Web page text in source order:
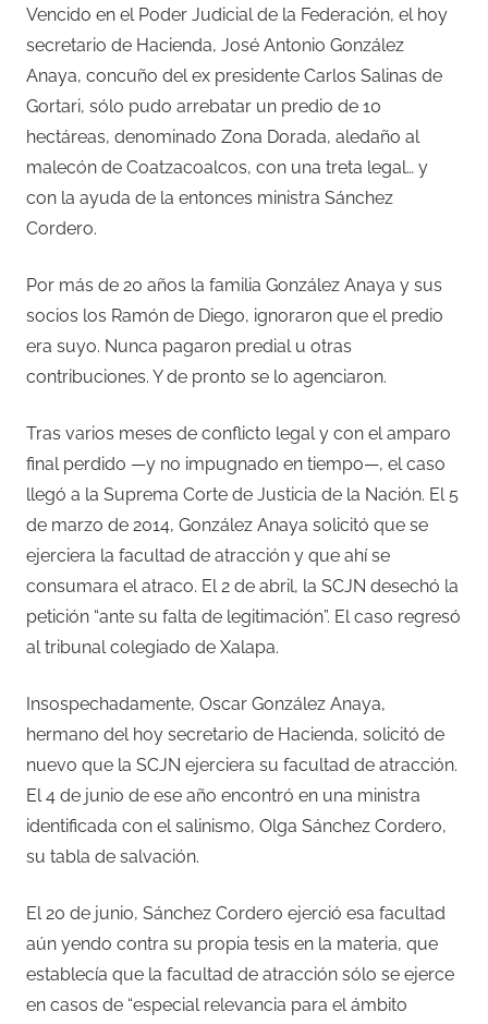
Vencido en el Poder Judicial de la Federación, el hoy
secretario de Hacienda, José Antonio González
Anaya, concuño del ex presidente Carlos Salinas de
Gortari, sólo pudo arrebatar un predio de 10
hectáreas, denominado Zona Dorada, aledaño al
malecón de Coatzacoalcos, con una treta legal… y
con la ayuda de la entonces ministra Sánchez
Cordero.
Por más de 20 años la familia González Anaya y sus
socios los Ramón de Diego, ignoraron que el predio
era suyo. Nunca pagaron predial u otras
contribuciones. Y de pronto se lo agenciaron.
Tras varios meses de conflicto legal y con el amparo
final perdido —y no impugnado en tiempo—, el caso
llegó a la Suprema Corte de Justicia de la Nación. El 5
de marzo de 2014, González Anaya solicitó que se
ejerciera la facultad de atracción y que ahí se
consumara el atraco. El 2 de abril, la SCJN desechó la
petición “ante su falta de legitimación”. El caso regresó
al tribunal colegiado de Xalapa.
Insospechadamente, Oscar González Anaya,
hermano del hoy secretario de Hacienda, solicitó de
nuevo que la SCJN ejerciera su facultad de atracción.
El 4 de junio de ese año encontró en una ministra
identificada con el salinismo, Olga Sánchez Cordero,
su tabla de salvación.
El 20 de junio, Sánchez Cordero ejerció esa facultad
aún yendo contra su propia tesis en la materia, que
establecía que la facultad de atracción sólo se ejerce
en casos de “especial relevancia para el ámbito